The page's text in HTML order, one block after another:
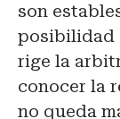
son
posibilidad
rige la
conocer la
no queda